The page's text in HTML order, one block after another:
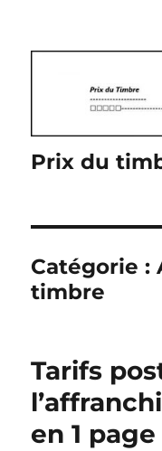
Prix du
Catégorie :
timbre
Tarifs
en 1